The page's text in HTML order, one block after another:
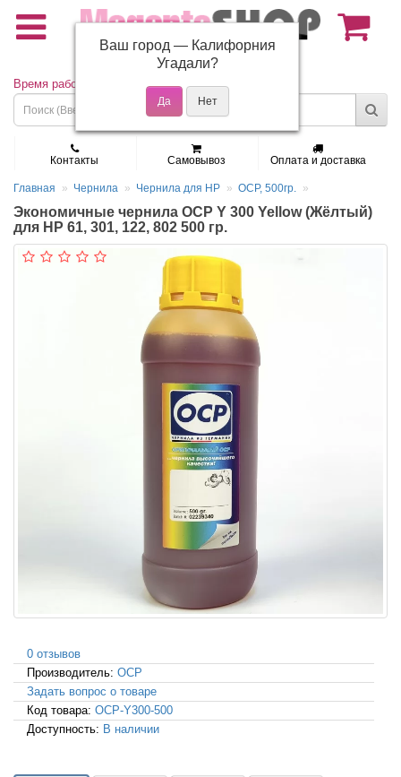
(495) 150-01-37
Время работы: Пн - Пт 9:30 - 19:00
Контакты Самовывоз Оплата и доставка
Главная Чернила Чернила для HP OCP, 500гр.
Экономичные чернила OCP Y 300 Yellow (Жёлтый)
для HP 61, 301, 122, 802 500 гр.
0 отзывов
Производитель: OCP
Задать вопрос о товаре
Код товара: OCP-Y300-500
Доступность: В наличии
Ваш город — Калифорния
Угадали?